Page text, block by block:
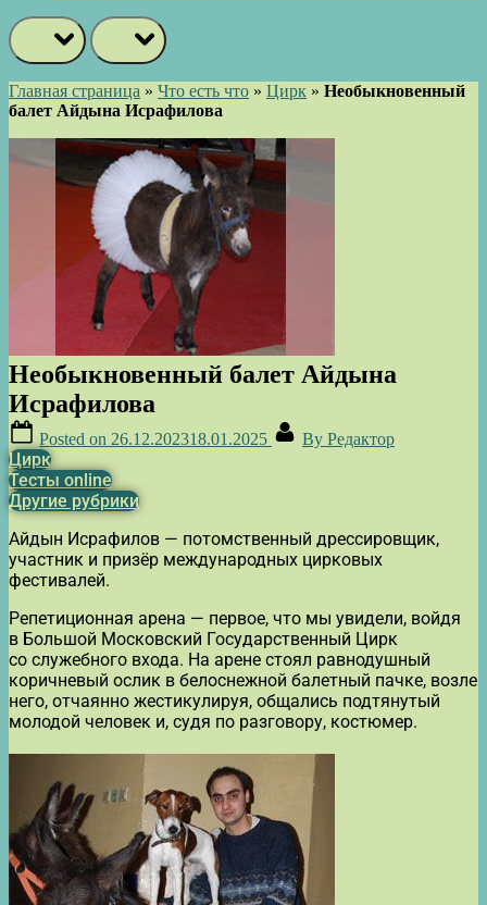
Главная страница » Что есть что » Цирк » Необыкновенный
балет Айдына Исрафилова
Необыкновенный балет Айдына
Исрафилова
Posted on 26.12.202318.01.2025 By Редактор
Цирк
Тесты online
Другие рубрики
Айдын Исрафилов — потомственный дрессировщик,
участник и призёр международных цирковых
фестивалей.
Репетиционная арена — первое, что мы увидели, войдя
в Большой Московский Государственный Цирк
со служебного входа. На арене стоял равнодушный
коричневый ослик в белоснежной балетный пачке, возле
него, отчаянно жестикулируя, общались подтянутый
молодой человек и, судя по разговору, костюмер.